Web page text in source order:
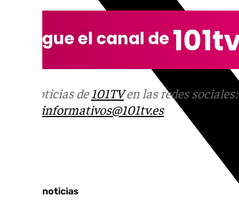
Más noticias de101TVen las redes sociales:
informativos@101tv.es
Últimas noticias